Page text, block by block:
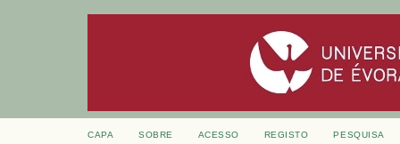
CAPA SOBRE ACESSO REGISTO PESQUISA